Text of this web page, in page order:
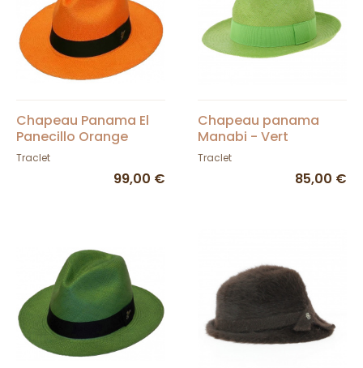
Chapeau Panama El
Panecillo Orange
Traclet
99,00 €
Chapeau panama
Manabi - Vert
Traclet
85,00 €